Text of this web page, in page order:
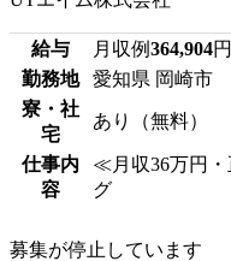
給与 月収例364,904円
勤務地
愛知県 岡崎市
寮・社
宅
あり（無料）
仕事内
容
≪月収36万円
グ
募集が停止しています